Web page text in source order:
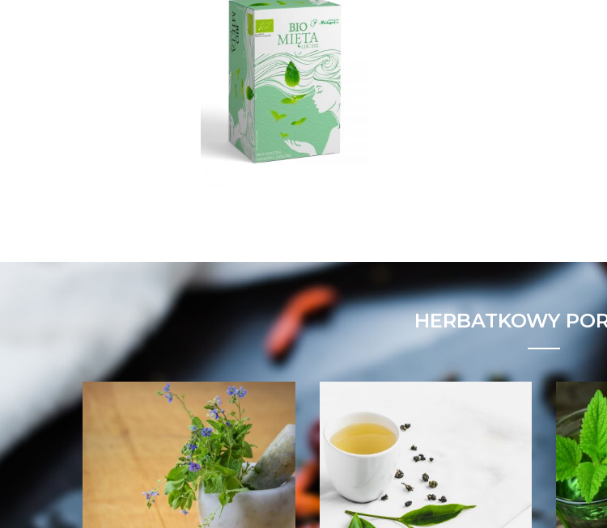
HERBATKOWY